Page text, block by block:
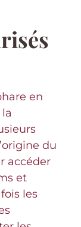
en
du
accéder
et
les